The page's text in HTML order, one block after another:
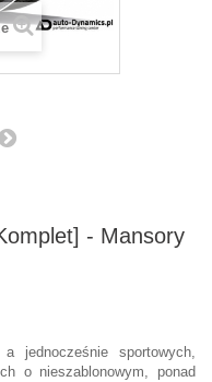
- Mansory
jednocześnie sportowych,
o nieszablonowym, ponad